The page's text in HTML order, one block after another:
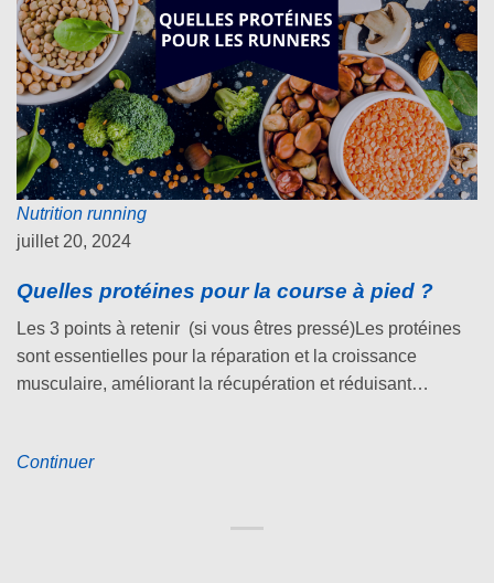
Nutrition running
juillet 20, 2024
Quelles protéines pour la course à pied ?
Les 3 points à retenir (si vous êtres pressé)Les protéines
sont essentielles pour la réparation et la croissance
musculaire, améliorant la récupération et réduisant…
Continuer